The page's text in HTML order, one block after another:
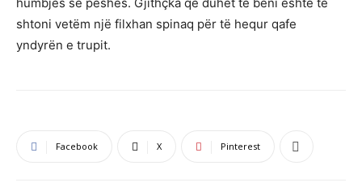
humbjes së peshës. Gjithçka që duhet të bëni është të
shtoni vetëm një filxhan spinaq për të hequr qafe
yndyrën e trupit.
Facebook X Pinterest